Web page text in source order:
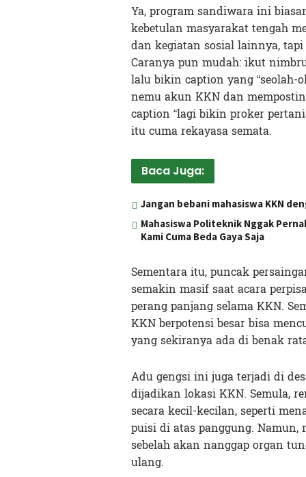
Ya, program sandiwara ini
kebetulan masyarakat tengah
dan kegiatan sosial lainnya,
Caranya pun mudah: ikut
lalu bikin caption yang “seolah-
nemu akun KKN dan
caption “lagi bikin proker
itu cuma rekayasa semata.
Baca Juga:
Jangan bebani mahasiswa KKN
Mahasiswa Politeknik Nggak
Kami Cuma Beda Gaya Saja
Sementara itu, puncak
semakin masif saat acara
perang panjang selama KKN.
KKN berpotensi besar bisa
yang sekiranya ada di benak
Adu gengsi ini juga terjadi di
dijadikan lokasi KKN. Semula,
secara kecil-kecilan, seperti
puisi di atas panggung.
sebelah akan nanggap organ
ulang.